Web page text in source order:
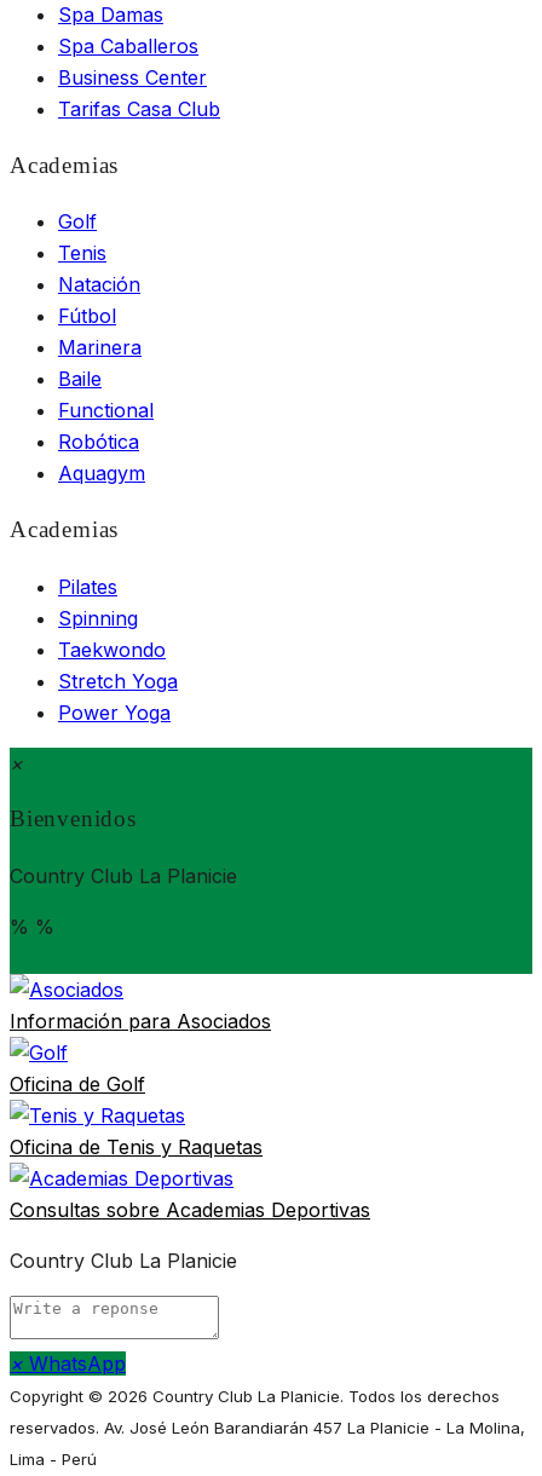
Spa Damas
Spa Caballeros
Business Center
Tarifas Casa Club
Academias
Golf
Tenis
Natación
Fútbol
Marinera
Baile
Functional
Robótica
Aquagym
Academias
Pilates
Spinning
Taekwondo
Stretch Yoga
Power Yoga
×
Bienvenidos
Country Club La Planicie
% %
Información para Asociados
Oficina de Golf
Oficina de Tenis y Raquetas
Consultas sobre Academias Deportivas
Country Club La Planicie
× WhatsApp
Copyright © 2026 Country Club La Planicie. Todos los derechos
reservados. Av. José León Barandiarán 457 La Planicie - La Molina,
Lima - Perú